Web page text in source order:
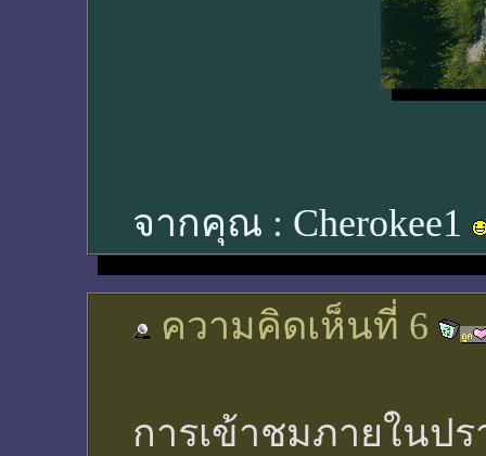
จากคุณ : Cherokee1
ความคิดเห็นที่ 6
การเข้าชมภายในป